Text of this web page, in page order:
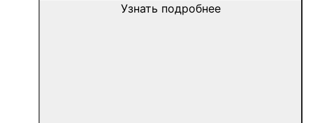
Узнать подробнее